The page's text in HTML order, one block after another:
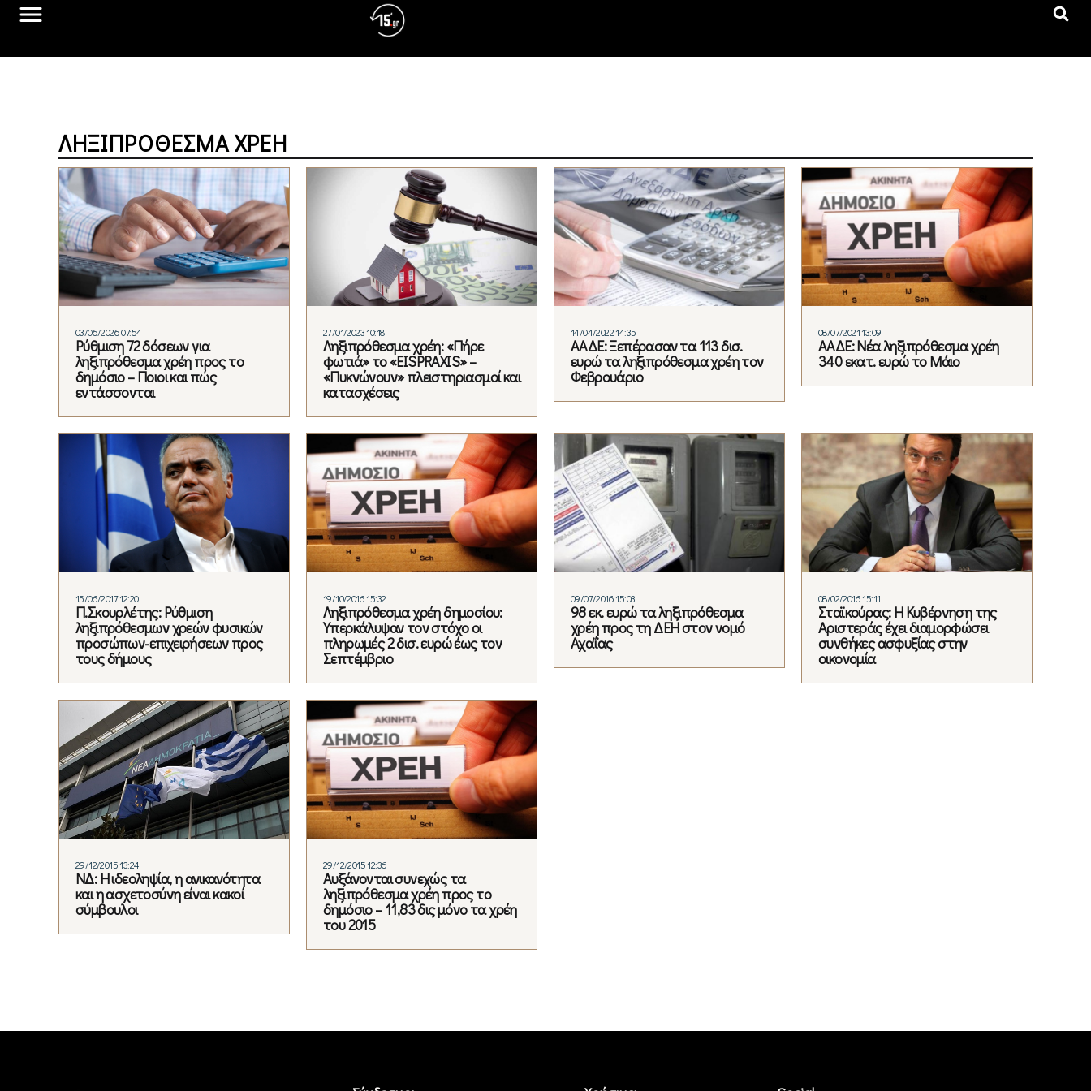
ΛΗΞΙΠΡΌΘΕΣΜΑ ΧΡΈΗ
03/06/2026 07:54
Ρύθμιση 72 δόσεων για
ληξιπρόθεσμα χρέη προς το
δημόσιο – Ποιοι και πώς
εντάσσονται
27/01/2023 10:18
Ληξιπρόθεσμα χρέη: «Πήρε
φωτιά» το «EISPRAXIS» –
«Πυκνώνουν» πλειστηριασμοί και
κατασχέσεις
14/04/2022 14:35
ΑΑΔΕ: Ξεπέρασαν τα 113 δισ.
ευρώ τα ληξιπρόθεσμα χρέη τον
Φεβρουάριο
08/07/2021 13:09
ΑΑΔΕ: Νέα ληξιπρόθεσμα χρέη
340 εκατ. ευρώ το Μάιο
15/06/2017 12:20
Π.Σκουρλέτης: Ρύθμιση
ληξιπρόθεσμων χρεών φυσικών
προσώπων-επιχειρήσεων προς
τους δήμους
19/10/2016 15:32
Ληξιπρόθεσμα χρέη δημοσίου:
Υπερκάλυψαν τον στόχο οι
πληρωμές 2 δισ. ευρώ έως τον
Σεπτέμβριο
09/07/2016 15:03
98 εκ. ευρώ τα ληξιπρόθεσμα
χρέη προς τη ΔΕΗ στον νομό
Αχαΐας
08/02/2016 15:11
Σταϊκούρας: Η Κυβέρνηση της
Αριστεράς έχει διαμορφώσει
συνθήκες ασφυξίας στην
οικονομία
29/12/2015 13:24
ΝΔ: Η ιδεοληψία, η ανικανότητα
και η ασχετοσύνη είναι κακοί
σύμβουλοι
29/12/2015 12:36
Αυξάνονται συνεχώς τα
ληξιπρόθεσμα χρέη προς το
δημόσιο – 11,83 δις μόνο τα χρέη
του 2015